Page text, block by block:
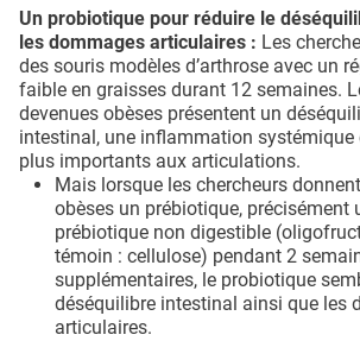
Un probiotique pour réduire le
les dommages articulaires : Les
des souris modèles d’arthrose avec un
faible en graisses durant 12 semaines.
devenues obèses présentent un
intestinal, une inflammation systémique
plus importants aux articulations.
Mais lorsque les chercheurs
obèses un prébiotique, précisément
prébiotique non digestible
témoin : cellulose) pendant 2
supplémentaires, le probiotique
déséquilibre intestinal ainsi que les
articulaires.